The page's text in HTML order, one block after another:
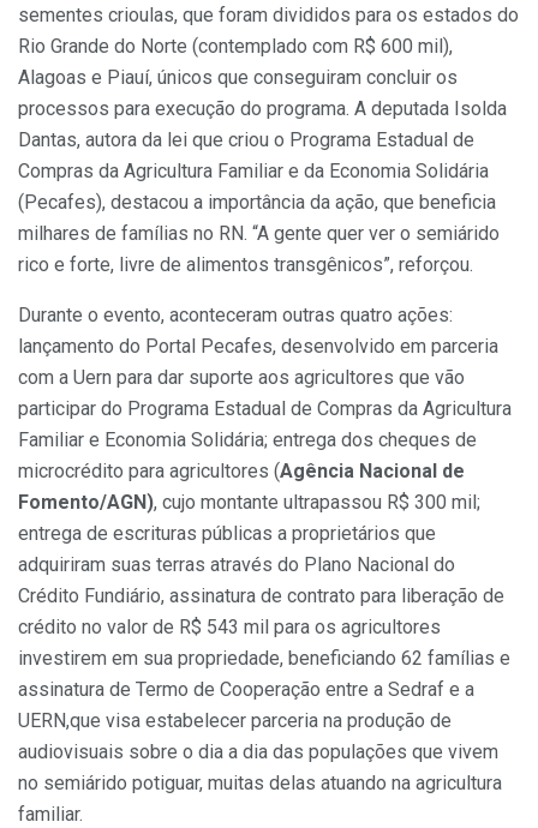
sementes crioulas, que foram divididos para os estados do
Rio Grande do Norte (contemplado com R$ 600 mil),
Alagoas e Piauí, únicos que conseguiram concluir os
processos para execução do programa. A deputada Isolda
Dantas, autora da lei que criou o Programa Estadual de
Compras da Agricultura Familiar e da Economia Solidária
(Pecafes), destacou a importância da ação, que beneficia
milhares de famílias no RN. “A gente quer ver o semiárido
rico e forte, livre de alimentos transgênicos”, reforçou.
Durante o evento, aconteceram outras quatro ações:
lançamento do Portal Pecafes, desenvolvido em parceria
com a Uern para dar suporte aos agricultores que vão
participar do Programa Estadual de Compras da Agricultura
Familiar e Economia Solidária; entrega dos cheques de
microcrédito para agricultores (Agência Nacional de
Fomento/AGN), cujo montante ultrapassou R$ 300 mil;
entrega de escrituras públicas a proprietários que
adquiriram suas terras através do Plano Nacional do
Crédito Fundiário, assinatura de contrato para liberação de
crédito no valor de R$ 543 mil para os agricultores
investirem em sua propriedade, beneficiando 62 famílias e
assinatura de Termo de Cooperação entre a Sedraf e a
UERN,que visa estabelecer parceria na produção de
audiovisuais sobre o dia a dia das populações que vivem
no semiárido potiguar, muitas delas atuando na agricultura
familiar.